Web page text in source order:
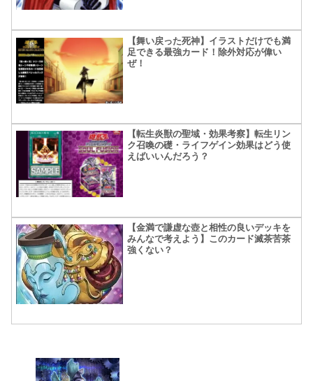
【舞い戻った死神】イラストだけでも満
足できる最強カード！除外対応が偉い
ぜ！
【転生炎獣の聖域・効果考察】転生リン
ク召喚の礎・ライフゲイン効果はどう使
えばいいんだろう？
【金満で謙虚な壺と相性の良いデッキを
みんなで考えよう】このカード滅茶苦茶
強くない？